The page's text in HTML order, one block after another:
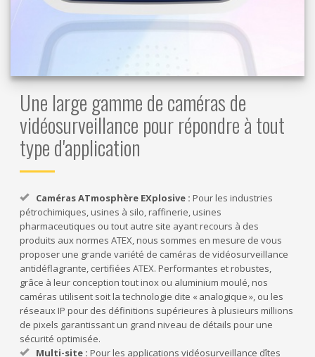
Une large gamme de caméras de
vidéosurveillance pour répondre à tout
type d'application
Caméras ATmosphère EXplosive : Pour les industries
pétrochimiques, usines à silo, raffinerie, usines
pharmaceutiques ou tout autre site ayant recours à des
produits aux normes ATEX, nous sommes en mesure de vous
proposer une grande variété de caméras de vidéosurveillance
antidéflagrante, certifiées ATEX. Performantes et robustes,
grâce à leur conception tout inox ou aluminium moulé, nos
caméras utilisent soit la technologie dite « analogique », ou les
réseaux IP pour des définitions supérieures à plusieurs millions
de pixels garantissant un grand niveau de détails pour une
sécurité optimisée.
Multi-site : Pour les applications vidéosurveillance dîtes